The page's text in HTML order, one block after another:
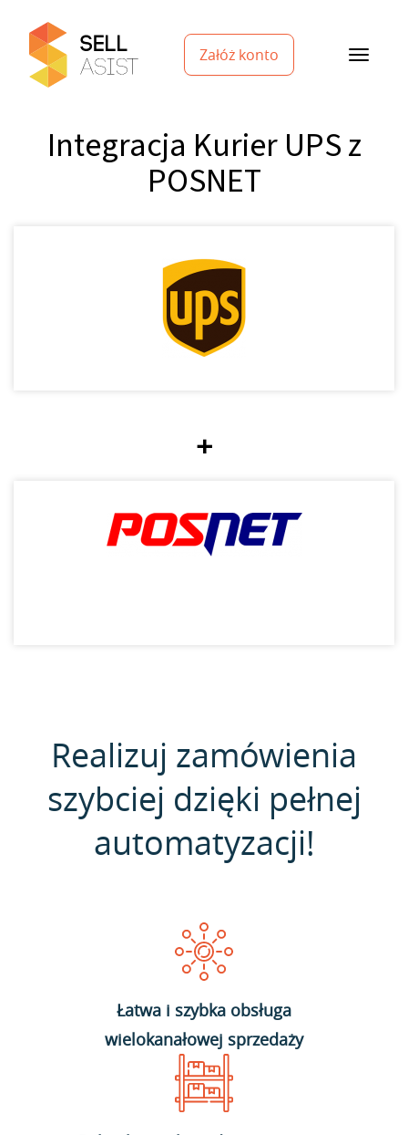
Załóż konto
Integracja Kurier UPS z
POSNET
+
Realizuj zamówienia
szybciej dzięki pełnej
automatyzacji!
Łatwa i szybka obsługa
wielokanałowej sprzedaży